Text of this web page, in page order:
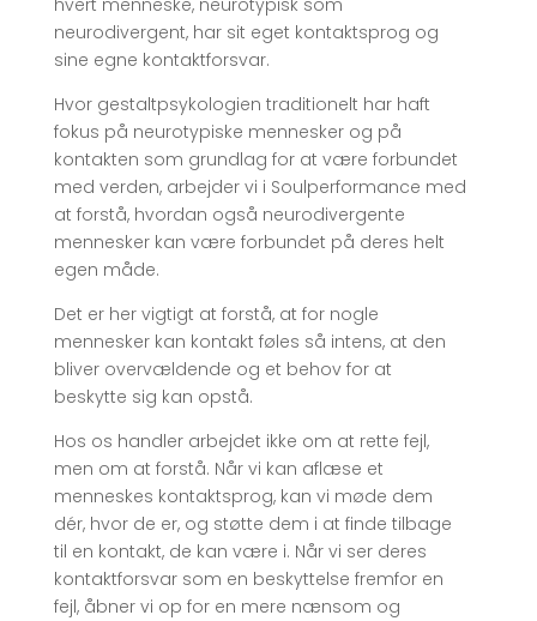
hvert menneske, neurotypisk som
neurodivergent, har sit eget kontaktsprog og
sine egne kontaktforsvar.
Hvor gestaltpsykologien traditionelt har haft
fokus på neurotypiske mennesker og på
kontakten som grundlag for at være forbundet
med verden, arbejder vi i Soulperformance med
at forstå, hvordan også neurodivergente
mennesker kan være forbundet på deres helt
egen måde.
Det er her vigtigt at forstå, at for nogle
mennesker kan kontakt føles så intens, at den
bliver overvældende og et behov for at
beskytte sig kan opstå.
Hos os handler arbejdet ikke om at rette fejl,
men om at forstå. Når vi kan aflæse et
menneskes kontaktsprog, kan vi møde dem
dér, hvor de er, og støtte dem i at finde tilbage
til en kontakt, de kan være i. Når vi ser deres
kontaktforsvar som en beskyttelse fremfor en
fejl, åbner vi op for en mere nænsom og